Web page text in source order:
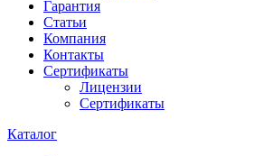
Гарантия
Статьи
Компания
Контакты
Сертификаты
Лицензии
Сертификаты
Каталог